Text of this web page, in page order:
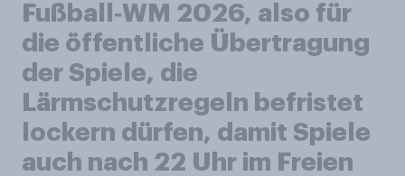
Fußball‑WM 2026, also für
die öffentliche Übertragung
der Spiele, die
Lärmschutzregeln befristet
lockern dürfen, damit Spiele
auch nach 22 Uhr im Freien